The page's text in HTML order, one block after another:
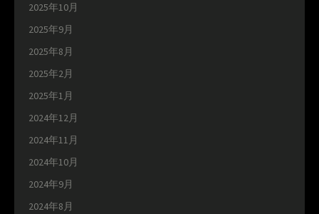
2025年10月
2025年9月
2025年8月
2025年2月
2025年1月
2024年12月
2024年11月
2024年10月
2024年9月
2024年8月